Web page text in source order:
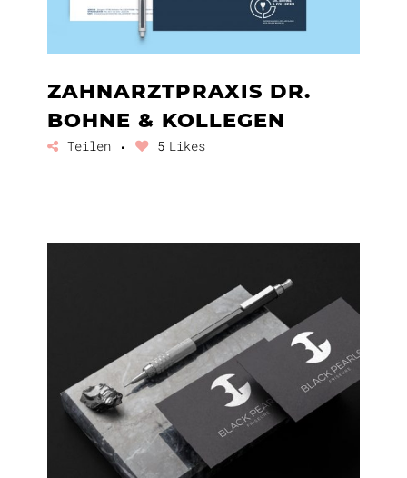
ZAHNARZTPRAXIS DR.
BOHNE & KOLLEGEN
Teilen 5 Likes